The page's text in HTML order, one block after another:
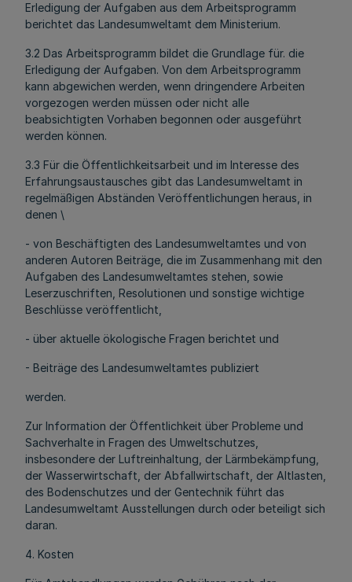
Erledigung der Aufgaben aus dem Arbeitsprogramm
berichtet das Landesumweltamt dem Ministerium.
3.2 Das Arbeitsprogramm bildet die Grundlage für. die
Erledigung der Aufgaben. Von dem Arbeitsprogramm
kann abgewichen werden, wenn dringendere Arbeiten
vorgezogen werden müssen oder nicht alle
beabsichtigten Vorhaben begonnen oder ausgeführt
werden können.
3.3 Für die Öffentlichkeitsarbeit und im Interesse des
Erfahrungsaustausches gibt das Landesumweltamt in
regelmäßigen Abständen Veröffentlichungen heraus, in
denen \
- von Beschäftigten des Landesumweltamtes und von
anderen Autoren Beiträge, die im Zusammenhang mit den
Aufgaben des Landesumweltamtes stehen, sowie
Leserzuschriften, Resolutionen und sonstige wichtige
Beschlüsse veröffentlicht,
- über aktuelle ökologische Fragen berichtet und
- Beiträge des Landesumweltamtes publiziert
werden.
Zur Information der Öffentlichkeit über Probleme und
Sachverhalte in Fragen des Umweltschutzes,
insbesondere der Luftreinhaltung, der Lärmbekämpfung,
der Wasserwirtschaft, der Abfallwirtschaft, der Altlasten,
des Bodenschutzes und der Gentechnik führt das
Landesumweltamt Ausstellungen durch oder beteiligt sich
daran.
4. Kosten